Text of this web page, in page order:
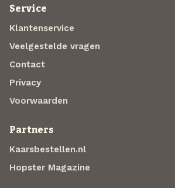
Service
Klantenservice
Veelgestelde vragen
Contact
Privacy
Voorwaarden
Partners
Kaarsbestellen.nl
Hopster Magazine